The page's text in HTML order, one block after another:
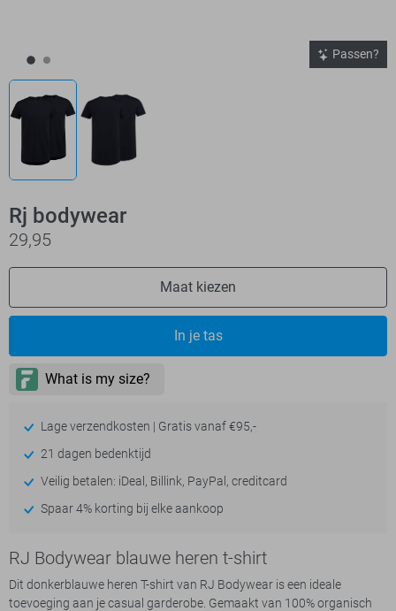
Passen?
Rj bodywear
29,95
Maat kiezen
In je tas
Lage verzendkosten | Gratis vanaf €95,-
21 dagen bedenktijd
Veilig betalen: iDeal, Billink, PayPal, creditcard
Spaar 4% korting bij elke aankoop
RJ Bodywear blauwe heren t-shirt
Dit donkerblauwe heren T-shirt van RJ Bodywear is een ideale
toevoeging aan je casual garderobe. Gemaakt van 100% organisch